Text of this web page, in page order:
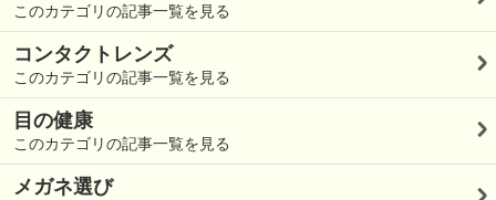
このカテゴリの記事一覧を見る
コンタクトレンズ
このカテゴリの記事一覧を見る
目の健康
このカテゴリの記事一覧を見る
メガネ選び